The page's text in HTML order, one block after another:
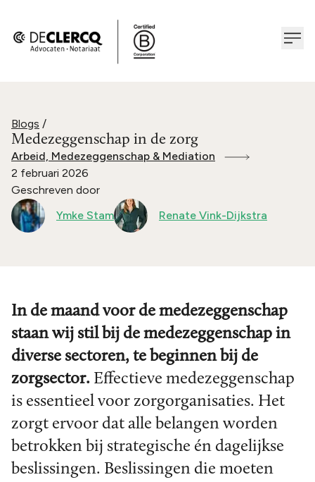
Blogs /
Medezeggenschap in de zorg
Arbeid, Medezeggenschap & Mediation
2 februari 2026
Geschreven door
Ymke Stam
Renate Vink-Dijkstra
In de maand voor de medezeggenschap
staan wij stil bij de medezeggenschap in
diverse sectoren, te beginnen bij de
zorgsector. Effectieve medezeggenschap
is essentieel voor zorgorganisaties. Het
zorgt ervoor dat alle belangen worden
betrokken bij strategische én dagelijkse
beslissingen. Beslissingen die moeten